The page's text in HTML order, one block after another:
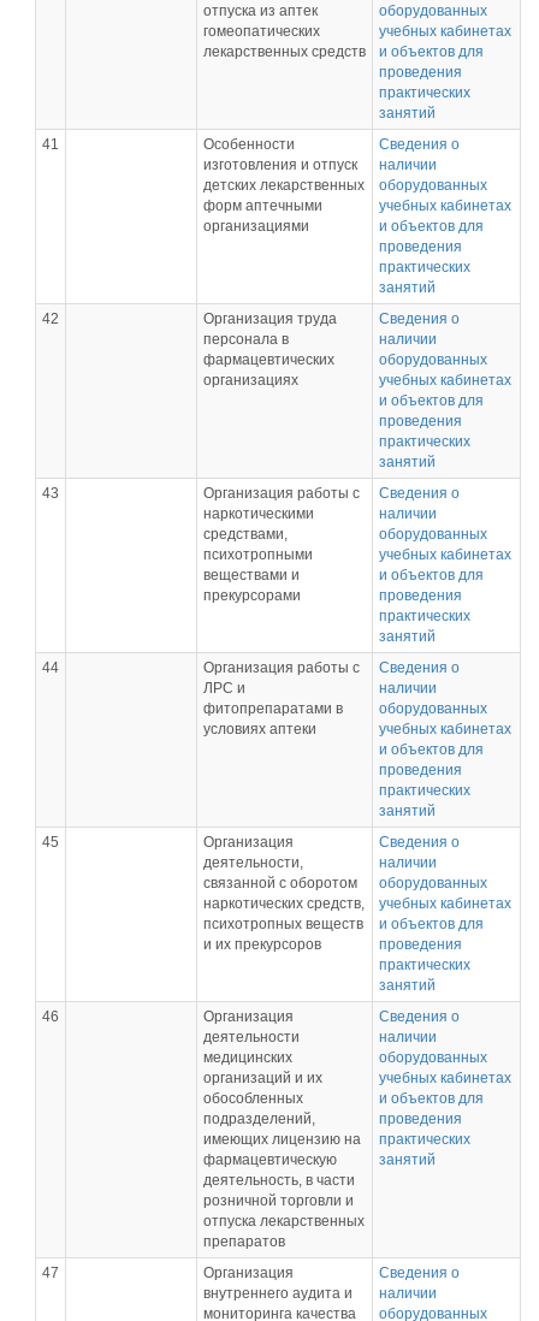
отпуска из аптек
гомеопатических
лекарственных средств
оборудованных
учебных кабинетах
и объектов для
проведения
практических
занятий
41
Особенности
изготовления и отпуск
детских лекарственных
форм аптечными
организациями
Сведения о
наличии
оборудованных
учебных кабинетах
и объектов для
проведения
практических
занятий
42
Организация труда
персонала в
фармацевтических
организациях
Сведения о
наличии
оборудованных
учебных кабинетах
и объектов для
проведения
практических
занятий
43
Организация работы с
наркотическими
средствами,
психотропными
веществами и
прекурсорами
Сведения о
наличии
оборудованных
учебных кабинетах
и объектов для
проведения
практических
занятий
44
Организация работы с
ЛРС и
фитопрепаратами в
условиях аптеки
Сведения о
наличии
оборудованных
учебных кабинетах
и объектов для
проведения
практических
занятий
45
Организация
деятельности,
связанной с оборотом
наркотических средств,
психотропных веществ
и их прекурсоров
Сведения о
наличии
оборудованных
учебных кабинетах
и объектов для
проведения
практических
занятий
46
Организация
деятельности
медицинских
организаций и их
обособленных
подразделений,
имеющих лицензию на
фармацевтическую
деятельность, в части
розничной торговли и
отпуска лекарственных
препаратов
Сведения о
наличии
оборудованных
учебных кабинетах
и объектов для
проведения
практических
занятий
47
Организация
внутреннего аудита и
мониторинга качества
Сведения о
наличии
оборудованных